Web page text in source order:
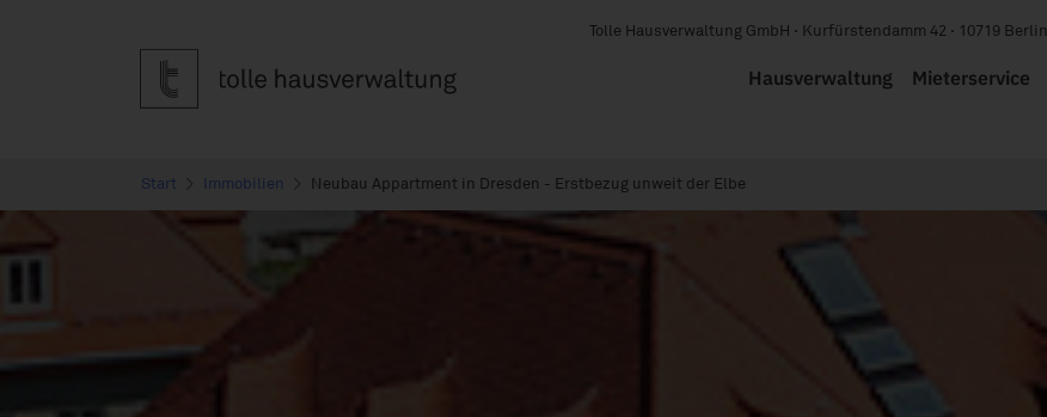
Tolle Hausverwaltung GmbH · Kurfürstendamm 42 · 10719 Berlin
Hausverwaltung Mieterservice
Start Immobilien Neubau Appartment in Dresden - Erstbezug unweit der Elbe